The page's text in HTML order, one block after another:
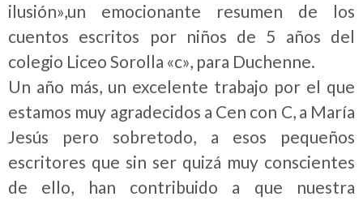
ilusión»,un emocionante resumen de los
cuentos escritos por niños de 5 años del
colegio Liceo Sorolla «c», para Duchenne.
Un año más, un excelente trabajo por el que
estamos muy agradecidos a Cen con C, a María
Jesús pero sobretodo, a esos pequeños
escritores que sin ser quizá muy conscientes
de ello, han contribuido a que nuestra